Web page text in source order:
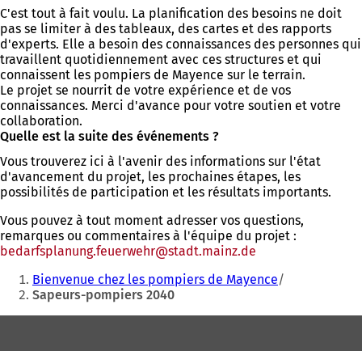
C'est tout à fait voulu. La planification des besoins ne doit
pas se limiter à des tableaux, des cartes et des rapports
d'experts. Elle a besoin des connaissances des personnes qui
travaillent quotidiennement avec ces structures et qui
connaissent les pompiers de Mayence sur le terrain.
Le projet se nourrit de votre expérience et de vos
connaissances. Merci d'avance pour votre soutien et votre
collaboration.
Quelle est la suite des événements ?
Vous trouverez ici à l'avenir des informations sur l'état
d'avancement du projet, les prochaines étapes, les
possibilités de participation et les résultats importants.
Vous pouvez à tout moment adresser vos questions,
remarques ou commentaires à l'équipe du projet :
bedarfsplanung.feuerwehr
stadt.mainz de
Vous
êtes
ici
Bienvenue chez les pompiers de Mayence
Sapeurs-pompiers 2040